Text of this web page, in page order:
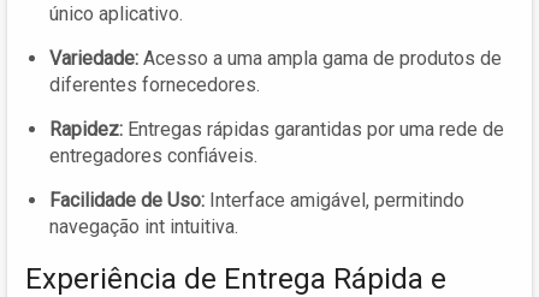
único aplicativo.
Variedade: Acesso a uma ampla gama de produtos de
diferentes fornecedores.
Rapidez: Entregas rápidas garantidas por uma rede de
entregadores confiáveis.
Facilidade de Uso: Interface amigável, permitindo
navegação int intuitiva.
Experiência de Entrega Rápida e